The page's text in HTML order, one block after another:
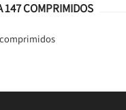
147 COMPRIMIDOS